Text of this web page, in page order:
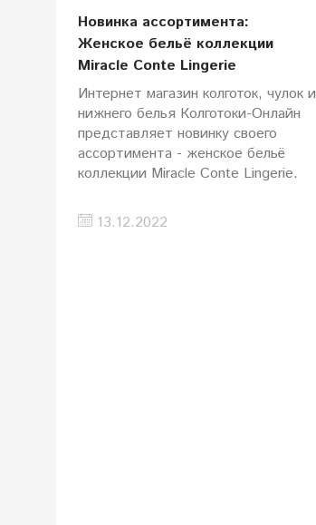
Новинка ассортимента:
Женское бельё коллекции
Miracle Conte Lingerie
Интернет магазин колготок, чулок и
нижнего белья Колготоки-Онлайн
представляет новинку своего
ассортимента - женское бельё
коллекции Miracle Conte Lingerie.
13.12.2022